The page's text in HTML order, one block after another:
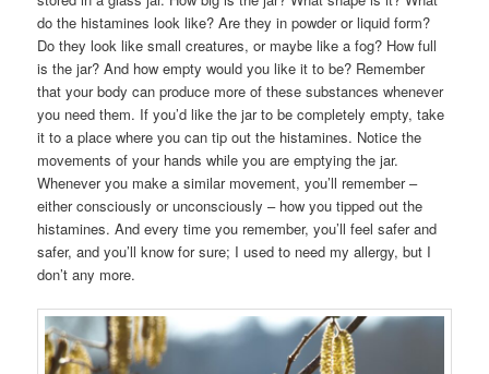
do the histamines look like? Are they in powder or liquid form?
Do they look like small creatures, or maybe like a fog? How full
is the jar? And how empty would you like it to be? Remember
that your body can produce more of these substances whenever
you need them. If you’d like the jar to be completely empty, take
it to a place where you can tip out the histamines. Notice the
movements of your hands while you are emptying the jar.
Whenever you make a similar movement, you’ll remember –
either consciously or unconsciously – how you tipped out the
histamines. And every time you remember, you’ll feel safer and
safer, and you’ll know for sure; I used to need my allergy, but I
don’t any more.